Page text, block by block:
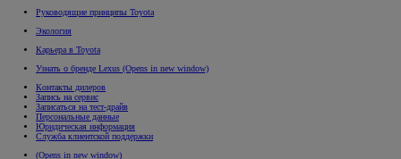
Руководящие принципы Toyota
Экология
Карьера в Toyota
Узнать о бренде Lexus (Opens in new window)
Контакты дилеров
Запись на сервис
Записаться на тест-драйв
Персональные данные
Юридическая информация
Служба клиентской поддержки
(Opens in new window)